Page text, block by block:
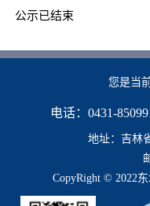
公示已结束
您是当
电话：0431-
地址：吉林
CopyRight © 2022